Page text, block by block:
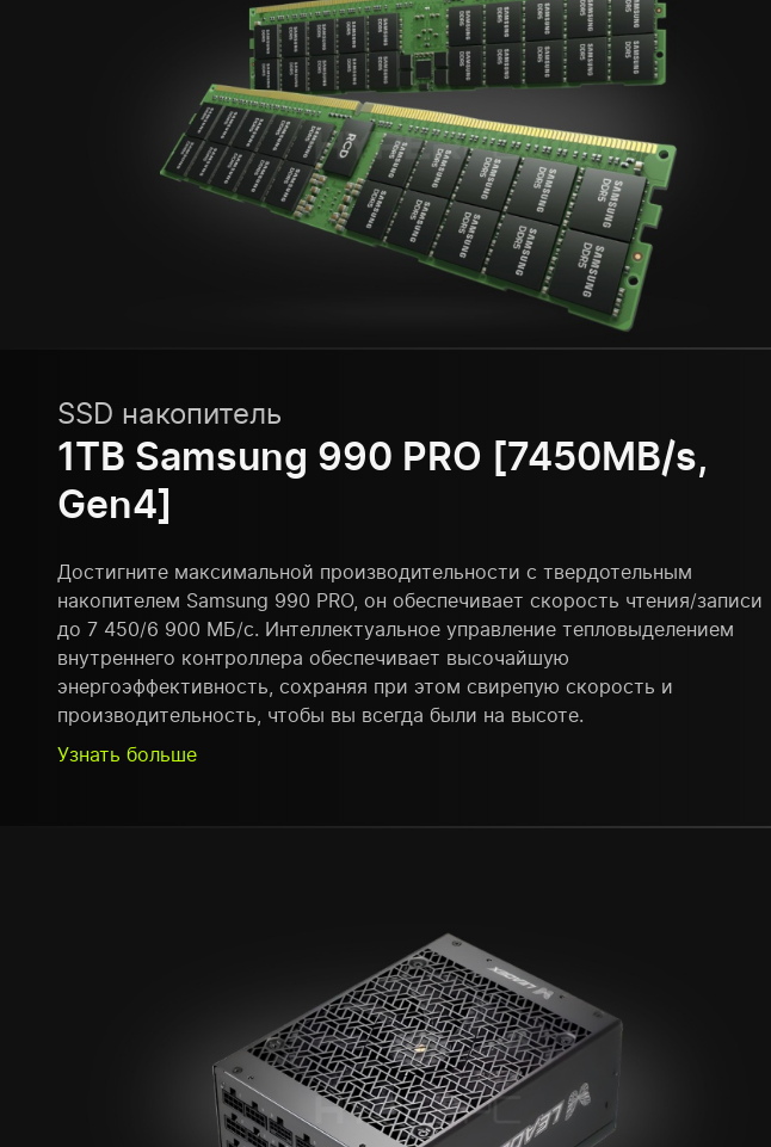
SSD накопитель
1TB Samsung 990 PRO [7450MB/s,
Gen4]
Достигните максимальной производительности с твердотельным
накопителем Samsung 990 PRO, он обеспечивает скорость чтения/записи
до 7 450/6 900 МБ/с. Интеллектуальное управление тепловыделением
внутреннего контроллера обеспечивает высочайшую
энергоэффективность, сохраняя при этом свирепую скорость и
производительность, чтобы вы всегда были на высоте.
Узнать больше